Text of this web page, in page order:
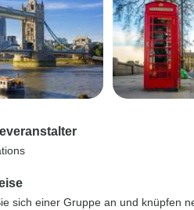
sich einer Gruppe an und knüpfen